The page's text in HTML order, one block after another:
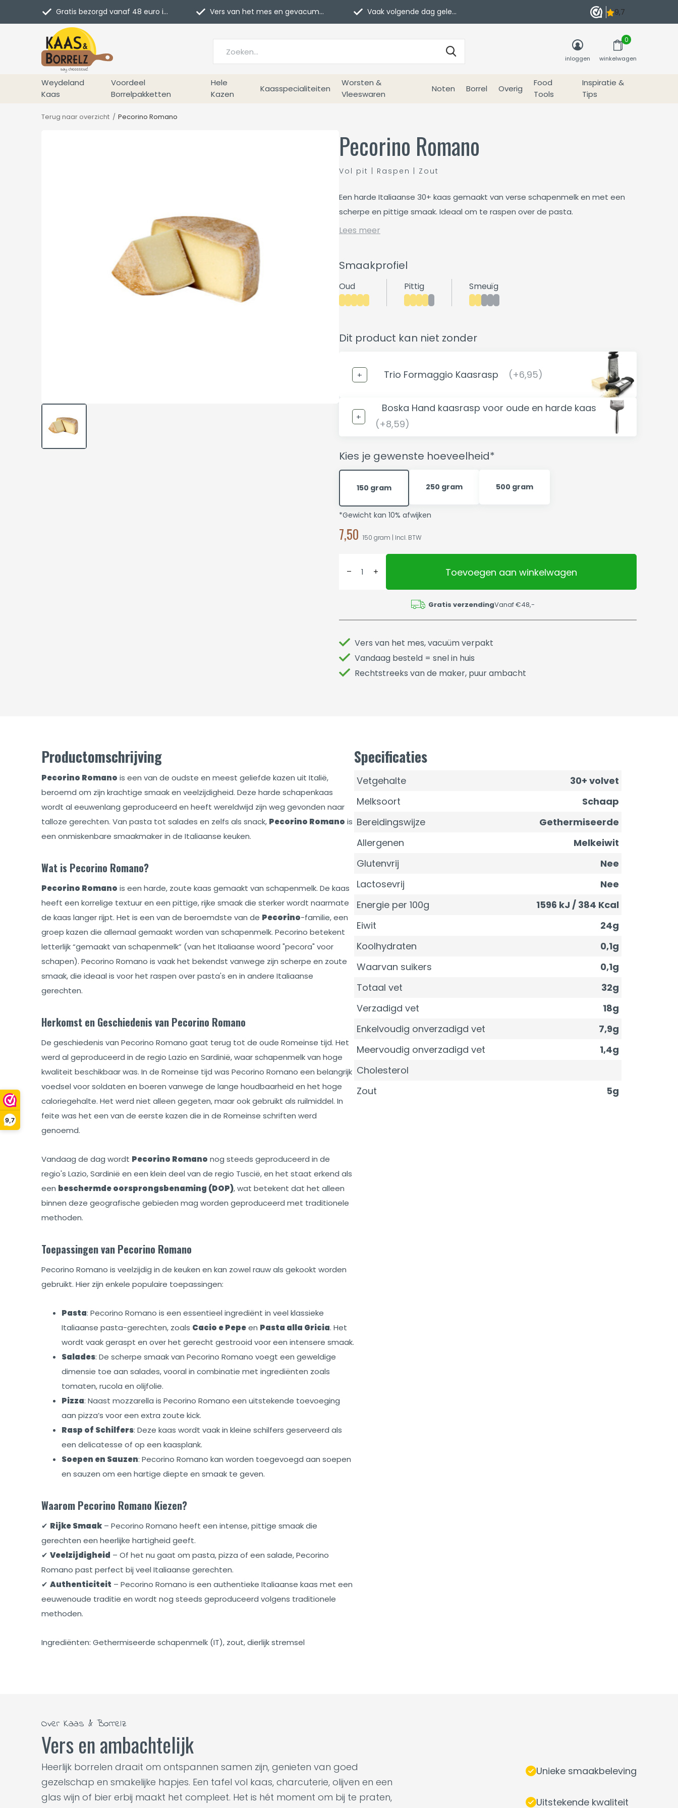
9,7
Weydeland
Kaas
Voordeel
Borrelpakketten
Hele
Kazen
Kaasspecialiteiten
Worsten &
Vleeswaren
Noten Borrel Overig
Food
Tools
Inspiratie &
Tips
inloggen winkelwagen
0
Gratis bezorgd vanaf 48 euro in NL Vers van het mes en gevacumeerd Vaak volgende dag geleverd
Terug naar overzicht Pecorino Romano
Pecorino Romano
Vol pit | Raspen | Zout
Een harde Italiaanse 30+ kaas gemaakt van verse schapenmelk en met een
scherpe en pittige smaak. Ideaal om te raspen over de pasta.
Lees meer
Smaakprofiel
Oud Pittig Smeuïg
Dit product kan niet zonder
Trio Formaggio Kaasrasp (+6,95)
Boska Hand kaasrasp voor oude en harde kaas
(+8,59)
Kies je gewenste hoeveelheid*
150 gram 250 gram 500 gram
*Gewicht kan 10% afwijken
7,50 150 gram | Incl. BTW
Toevoegen aan winkelwagen
Gratis verzendingVanaf €48,-
Vers van het mes, vacuüm verpakt
Vandaag besteld = snel in huis
Rechtstreeks van de maker, puur ambacht
Productomschrijving
Pecorino Romano is een van de oudste en meest geliefde kazen uit Italië,
beroemd om zijn krachtige smaak en veelzijdigheid. Deze harde schapenkaas
wordt al eeuwenlang geproduceerd en heeft wereldwijd zijn weg gevonden naar
talloze gerechten. Van pasta tot salades en zelfs als snack, Pecorino Romano is
een onmiskenbare smaakmaker in de Italiaanse keuken.
Wat is Pecorino Romano?
Pecorino Romano is een harde, zoute kaas gemaakt van schapenmelk. De kaas
heeft een korrelige textuur en een pittige, rijke smaak die sterker wordt naarmate
de kaas langer rijpt. Het is een van de beroemdste van de Pecorino-familie, een
groep kazen die allemaal gemaakt worden van schapenmelk. Pecorino betekent
letterlijk “gemaakt van schapenmelk” (van het Italiaanse woord "pecora" voor
schapen). Pecorino Romano is vaak het bekendst vanwege zijn scherpe en zoute
smaak, die ideaal is voor het raspen over pasta's en in andere Italiaanse
gerechten.
Herkomst en Geschiedenis van Pecorino Romano
De geschiedenis van Pecorino Romano gaat terug tot de oude Romeinse tijd. Het
werd al geproduceerd in de regio Lazio en Sardinië, waar schapenmelk van hoge
kwaliteit beschikbaar was. In de Romeinse tijd was Pecorino Romano een belangrijk
voedsel voor soldaten en boeren vanwege de lange houdbaarheid en het hoge
caloriegehalte. Het werd niet alleen gegeten, maar ook gebruikt als ruilmiddel. In
feite was het een van de eerste kazen die in de Romeinse schriften werd
genoemd.
Vandaag de dag wordt Pecorino Romano nog steeds geproduceerd in de
regio's Lazio, Sardinië en een klein deel van de regio Tuscië, en het staat erkend als
een beschermde oorsprongsbenaming (DOP), wat betekent dat het alleen
binnen deze geografische gebieden mag worden geproduceerd met traditionele
methoden.
Toepassingen van Pecorino Romano
Pecorino Romano is veelzijdig in de keuken en kan zowel rauw als gekookt worden
gebruikt. Hier zijn enkele populaire toepassingen:
Pasta: Pecorino Romano is een essentieel ingrediënt in veel klassieke
Italiaanse pasta-gerechten, zoals Cacio e Pepeen Pasta alla Gricia. Het
wordt vaak geraspt en over het gerecht gestrooid voor een intensere smaak.
Salades: De scherpe smaak van Pecorino Romano voegt een geweldige
dimensie toe aan salades, vooral in combinatie met ingrediënten zoals
tomaten, rucola en olijfolie.
Pizza: Naast mozzarella is Pecorino Romano een uitstekende toevoeging
aan pizza’s voor een extra zoute kick.
Rasp of Schilfers: Deze kaas wordt vaak in kleine schilfers geserveerd als
een delicatesse of op een kaasplank.
Soepen en Sauzen: Pecorino Romano kan worden toegevoegd aan soepen
en sauzen om een hartige diepte en smaak te geven.
Waarom Pecorino Romano Kiezen?
✔ Rijke Smaak– Pecorino Romano heeft een intense, pittige smaak die
gerechten een heerlijke hartigheid geeft.
✔ Veelzijdigheid – Of het nu gaat om pasta, pizza of een salade, Pecorino
Romano past perfect bij veel Italiaanse gerechten.
✔ Authenticiteit – Pecorino Romano is een authentieke Italiaanse kaas met een
eeuwenoude traditie en wordt nog steeds geproduceerd volgens traditionele
methoden.
Ingrediënten: Gethermiseerde schapenmelk (IT), zout, dierlijk stremsel
Specificaties
Vetgehalte
30+ volvet
Melksoort
Schaap
Bereidingswijze
Gethermiseerde
Allergenen
Melkeiwit
Glutenvrij
Nee
Lactosevrij
Nee
Energie per 100g
1596 kJ / 384 Kcal
Eiwit
24g
Koolhydraten
0,1g
Waarvan suikers
0,1g
Totaal vet
32g
Verzadigd vet
18g
Enkelvoudig onverzadigd vet
7,9g
Meervoudig onverzadigd vet
1,4g
Cholesterol
Zout
5g
Over Kaas & Borrelz
Vers en ambachtelijk
Heerlijk borrelen draait om ontspannen samen zijn, genieten van goed
gezelschap en smakelijke hapjes. Een tafel vol kaas, charcuterie, olijven en een
glas wijn of bier erbij maakt het compleet. Het is hét moment om bij te praten,
Unieke smaakbeleving
Uitstekende kwaliteit